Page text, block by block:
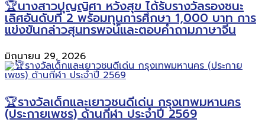
🏆นางสาวปุญญิศา หวังสุข ได้รับรางวัลรองชนะ
เลิศอันดับที่ 2 พร้อมทุนการศึกษา 1,000 บาท การ
แข่งขันกล่าวสุนทรพจน์และตอบคำถามภาษาจีน
มิถุนายน 29, 2026
🏆รางวัลเด็กและเยาวชนดีเด่น กรุงเทพมหานคร
(ประกายเพชร) ด้านกีฬา ประจำปี 2569